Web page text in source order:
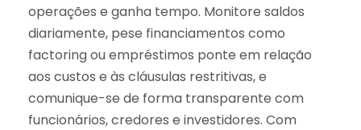
operações e ganha tempo. Monitore saldos
diariamente, pese financiamentos como
factoring ou empréstimos ponte em relação
aos custos e às cláusulas restritivas, e
comunique-se de forma transparente com
funcionários, credores e investidores. Com